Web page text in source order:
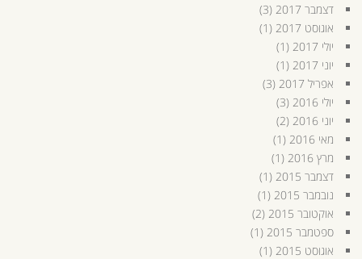
דצמבר 2017
(3)
אוגוסט 2017
(1)
יולי 2017
(1)
יוני 2017
(1)
אפריל 2017
(3)
יולי 2016
(3)
יוני 2016
(2)
מאי 2016
(1)
מרץ 2016
(1)
דצמבר 2015
(1)
נובמבר 2015
(1)
אוקטובר 2015
(2)
ספטמבר 2015
(1)
אוגוסט 2015
(1)